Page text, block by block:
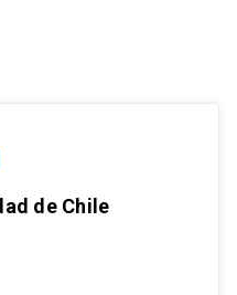
de Chile